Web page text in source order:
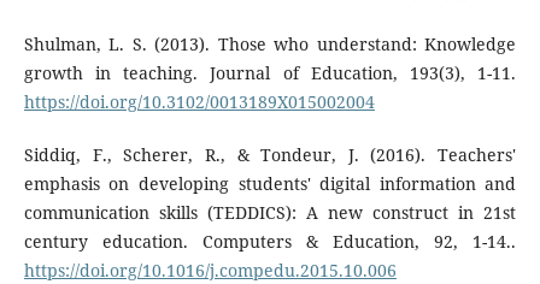
Shulman, L. S. (2013). Those who understand: Knowledge
growth in teaching. Journal of Education, 193(3), 1-11.
https://doi.org/10.3102/0013189X015002004
Siddiq, F., Scherer, R., & Tondeur, J. (2016). Teachers'
emphasis on developing students' digital information and
communication skills (TEDDICS): A new construct in 21st
century education. Computers & Education, 92, 1-14..
https://doi.org/10.1016/j.compedu.2015.10.006